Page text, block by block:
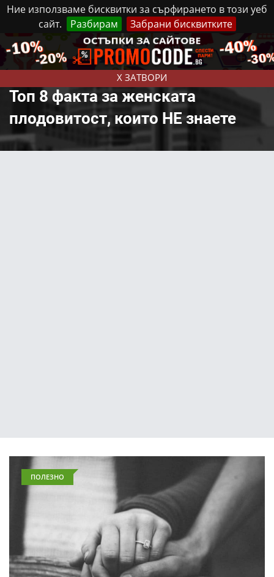
Ние използваме бисквитки за сърфирането в този уеб
сайт.
Разбирам Забрани бисквитките
X ЗАТВОРИ
Неделя, 9 Август, 2026 Реклама Контакти
Топ 8 факта за женската
плодовитост, които НЕ знаете
ПОЛЕЗНО